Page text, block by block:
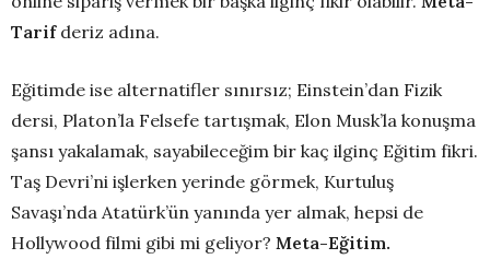
Tarif deriz adına.
Eğitimde ise alternatifler sınırsız; Einstein’dan Fizik
dersi, Platon’la Felsefe tartışmak, Elon Musk’la konuşma
şansı yakalamak, sayabileceğim bir kaç ilginç Eğitim fikri.
Taş Devri’ni işlerken yerinde görmek, Kurtuluş
Savaşı’nda Atatürk’ün yanında yer almak, hepsi de
Hollywood filmi gibi mi geliyor? Meta-Eğitim.